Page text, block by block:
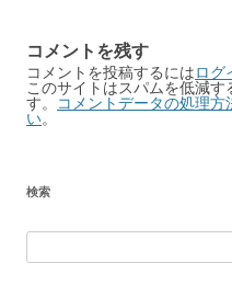
コメントを残す
コメントを投稿するにはログ
このサイトはスパムを低減
す。
コメントデータの処理方
い。
検索